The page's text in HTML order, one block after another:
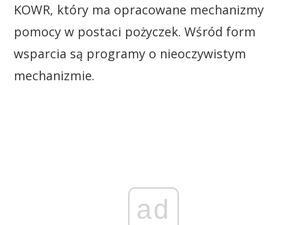
KOWR, który ma opracowane mechanizmy
pomocy w postaci pożyczek. Wśród form
wsparcia są programy o nieoczywistym
mechanizmie.
ad